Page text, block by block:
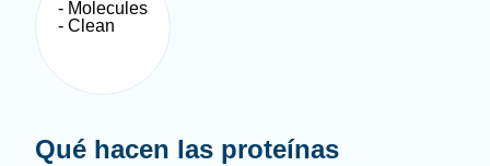
Qué hacen las proteínas